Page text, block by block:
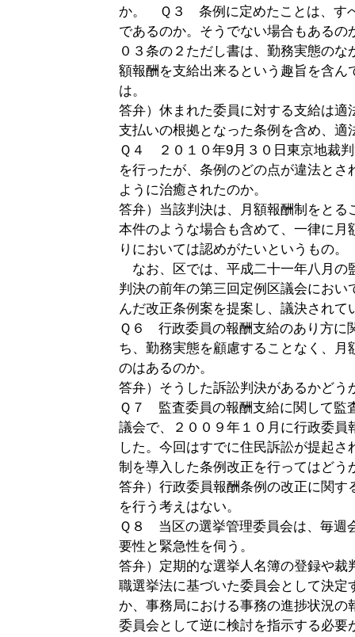
か。 Ｑ３ 条例に定めたことは、す
であるのか。そうでない場合もある
０３条の２ただし書は、勤務実態の
額報酬を支給出来るという趣旨を含ん
は。
答弁）休まれた委員に対する支給は適
支払いの根拠となった条例を含め、適
Ｑ４ ２０１０年9月３０日東京地裁
を行ったが、条例のどの点が違法とさ
ように治癒されたのか。
答弁）当該判決は、月額報酬制をとる
本件のような場合も含めて、一律に月
りにおいては認めがたいというもの。
なお、区では、平成二十一年八月の
判決の前年の第三回定例区議会におい
んだ改正条例案を提案し、議決されて
Ｑ６ 行政委員の報酬支給のあり方に
ち、勤務実態を顧慮することなく、月
のはあるのか。
答弁）そうした訴訟判決があるかどう
Ｑ７ 監査委員の報酬支給に関して監
議会で、２００９年１０月に行政委員
した。今回はすでに住民訴訟が提起さ
制を導入した条例改正を行ってはどう
答弁）行政委員報酬条例の改正に関す
を行う考えはない。
Ｑ８ 当区の選挙管理委員会は、毎週
要性と緊急性を伺う。
答弁）定期的な選挙人名簿の登録や裁
職選挙法に基づいた委員会として決定
か、事務局における事務の進捗状況の
委員会として逆に検討を指示する必要